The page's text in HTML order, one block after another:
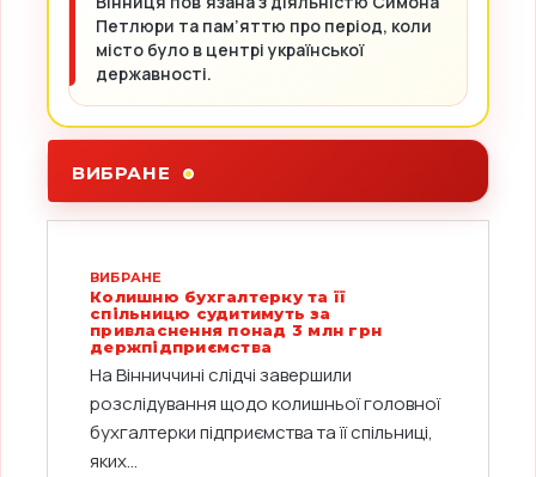
Петлюри та пам’яттю про період, коли
місто було в центрі української
державності.
ВИБРАНЕ
ВИБРАНЕ
Колишню бухгалтерку та її
спільницю судитимуть за
привласнення понад 3 млн грн
держпідприємства
На Вінниччині слідчі завершили
розслідування щодо колишньої головної
бухгалтерки підприємства та її спільниці,
яких...